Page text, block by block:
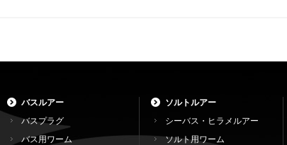
バスルアー
バスプラグ
バス用ワーム
ソルトルアー
シーバス・ヒラメルアー
ソルト用ワーム